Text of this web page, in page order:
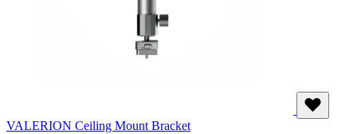
VALERION Ceiling Mount Bracket